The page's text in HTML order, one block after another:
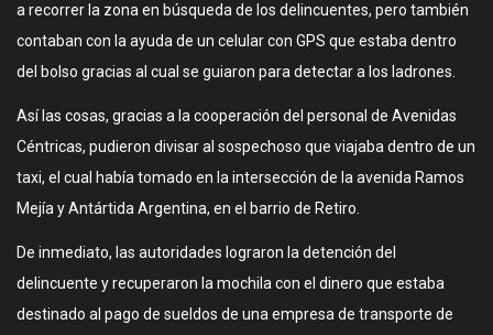
a recorrer la zona en búsqueda de los delincuentes, pero también
contaban con la ayuda de un celular con GPS que estaba dentro
del bolso gracias al cual se guiaron para detectar a los ladrones.
Así las cosas, gracias a la cooperación del personal de Avenidas
Céntricas, pudieron divisar al sospechoso que viajaba dentro de un
taxi, el cual había tomado en la intersección de la avenida Ramos
Mejía y Antártida Argentina, en el barrio de Retiro.
De inmediato, las autoridades lograron la detención del
delincuente y recuperaron la mochila con el dinero que estaba
destinado al pago de sueldos de una empresa de transporte de